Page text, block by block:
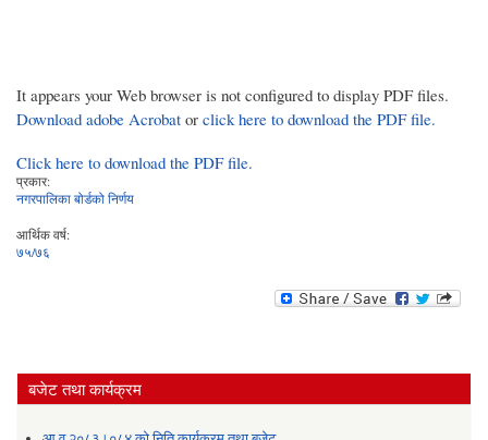
It appears your Web browser is not configured to display PDF files.
Download adobe Acrobat or click here to download the PDF file.
Click here to download the PDF file.
प्रकार:
नगरपालिका बोर्डको निर्णय
आर्थिक वर्ष:
७५/७६
बजेट तथा कार्यक्रम